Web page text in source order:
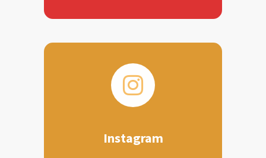
Instagram